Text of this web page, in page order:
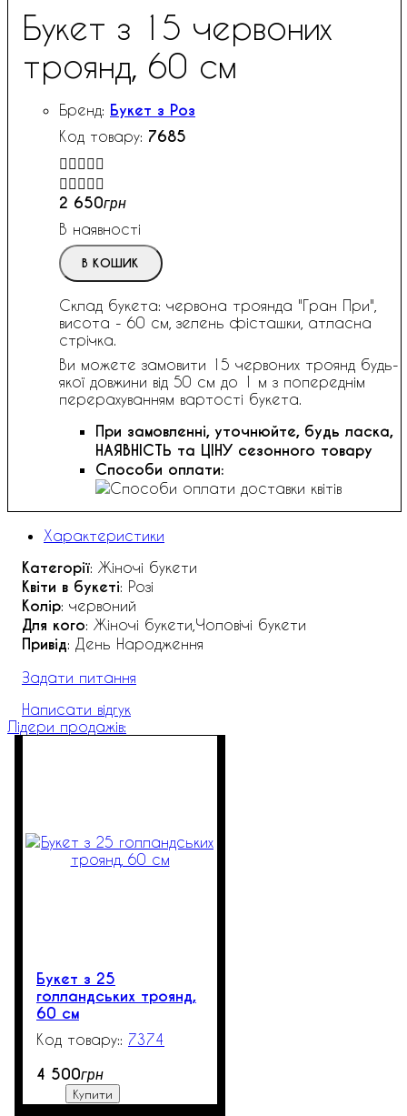
Букет з 15 червоних
троянд, 60 см
Букет з Роз
7685


2 650грн
В наявності
В КОШИК
Склад букета: червона троянда "Гран При",
висота - 60 см, зелень фісташки, атласна
стрічка.
Ви можете замовити 15 червоних троянд будь-
якої довжини від 50 см до 1 м з попереднім
перерахуванням вартості букета.
При замовленні, уточнюйте, будь ласка,
НАЯВНІСТЬ та ЦІНУ сезонного товару
Способи оплати:
Характеристики
Категорії: Жіночі букети
Квіти в букеті: Розі
Колір: червоний
Для кого: Жіночі букети,Чоловічі букети
Привід: День Народження
Задати питання
Написати відгук
Лідери продажів:
Букет з 25
голландських троянд,
60 см
7374
4 500грн
Купити